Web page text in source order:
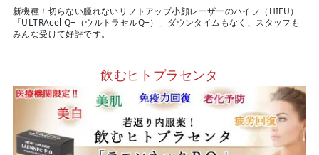
新機種！切らない腫れないリフトアップ小顔レーザーのハイフ（HIFU）
「ULTRAcel Q+（ウルトラセルQ+）」ダウンタイムもなく、スタッフも
みんな受けて好評です。
飲むヒトプラセンタ